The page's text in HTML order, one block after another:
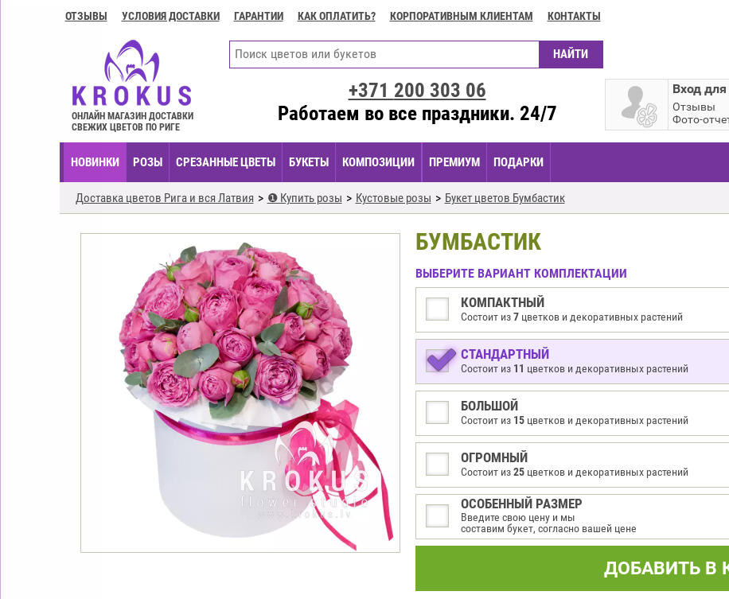
Контакты
ГАРАНТИИ
оплатить?
оформить
ОТЗЫВЫ УСЛОВИЯ ДОСТАВКИ ГАРАНТИИ КАК ОПЛАТИТЬ? КОРПОРАТИВНЫМ КЛИЕНТАМ КОНТАКТЫ
ОНЛАЙН МАГАЗИН ДОСТАВКИ
СВЕЖИХ ЦВЕТОВ ПО РИГЕ
Вход
Отзывы
Фото-
+371 200 303 06
Работаем во все праздники. 24/7
НОВИНКИ РОЗЫ СРЕЗАННЫЕ ЦВЕТЫ БУКЕТЫ КОМПОЗИЦИИ ПРЕМИУМ ПОДАРКИ
Доставка цветов Рига и вся Латвия ❶ Купить розы Кустовые розы Букет цветов Бумбастик
БУМБАСТИК
ВЫБЕРИТЕ ВАРИАНТ КОМПЛЕКТАЦИИ
КОМПАКТНЫЙ
Состоит из7цветков и декоративных растений
СТАНДАРТНЫЙ
Состоит из 11 цветков и декоративных растений
БОЛЬШОЙ
Состоит из 15цветков и декоративных растений
ОГРОМНЫЙ
Состоит из25цветков и декоративных растений
ОСОБЕННЫЙ РАЗМЕР
Введите свою цену и мы
составим букет, согласно вашей цене
ДОБАВИТЬ В